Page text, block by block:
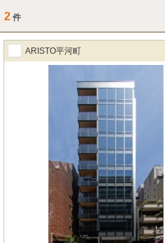
2 件
ARISTO平河町